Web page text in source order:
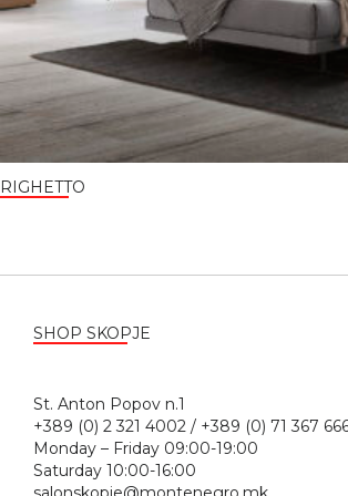
RIGHETTO
SHOP SKOPJE
St. Anton
+389 (0) 2 321 4002 / +389 (0) 71 367
Monday – Friday 09:00-19:00
Saturday 10:00-16:00